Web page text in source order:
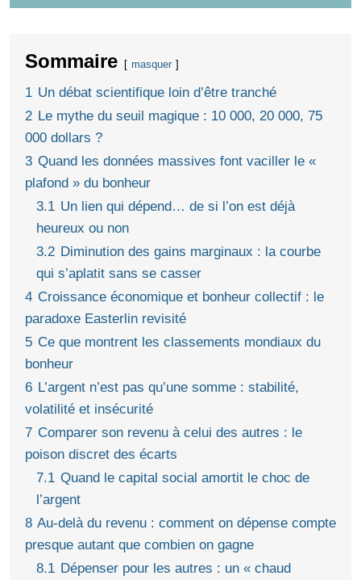
Sommaire masquer
1 Un débat scientifique loin d’être tranché
2 Le mythe du seuil magique : 10 000, 20 000, 75
000 dollars ?
3 Quand les données massives font vaciller le «
plafond » du bonheur
3.1 Un lien qui dépend… de si l’on est déjà
heureux ou non
3.2 Diminution des gains marginaux : la courbe
qui s’aplatit sans se casser
4 Croissance économique et bonheur collectif : le
paradoxe Easterlin revisité
5 Ce que montrent les classements mondiaux du
bonheur
6 L’argent n’est pas qu’une somme : stabilité,
volatilité et insécurité
7 Comparer son revenu à celui des autres : le
poison discret des écarts
7.1 Quand le capital social amortit le choc de
l’argent
8 Au‑delà du revenu : comment on dépense compte
presque autant que combien on gagne
8.1 Dépenser pour les autres : un « chaud